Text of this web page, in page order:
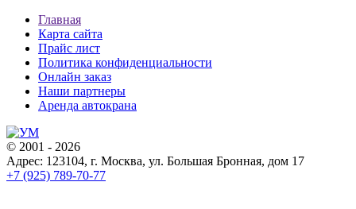
Главная
Карта сайта
Прайс лист
Политика конфиденциальности
Онлайн заказ
Наши партнеры
Аренда автокрана
© 2001 - 2026
Адрес: 123104, г. Москва, ул. Большая Бронная, дом 17
+7 (925) 789-70-77